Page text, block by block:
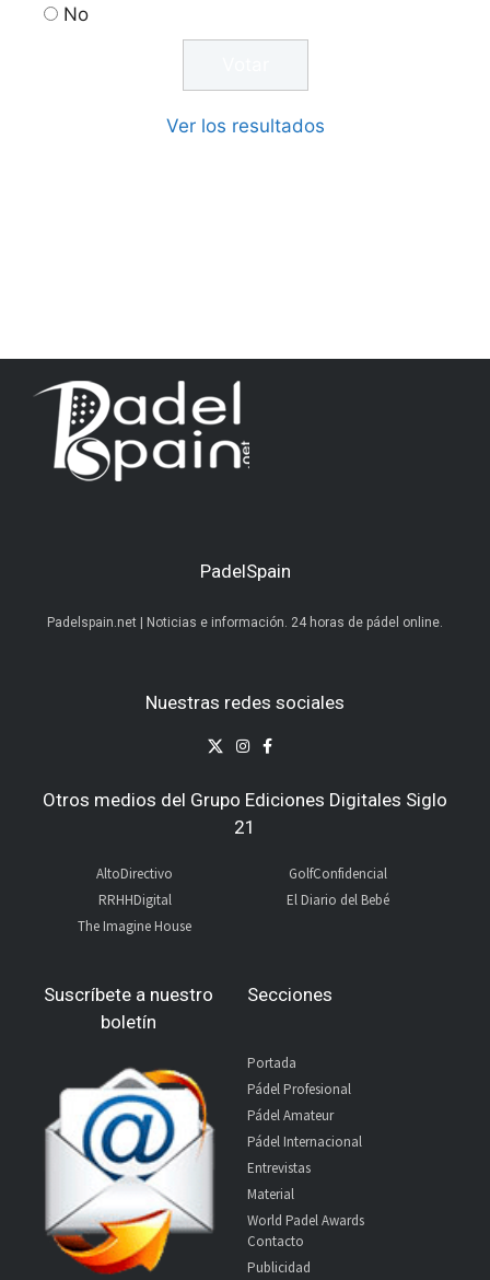
No
Ver los resultados
PadelSpain
Padelspain.net | Noticias e información. 24 horas de pádel online.
Nuestras redes sociales
Otros medios del Grupo Ediciones Digitales Siglo
21
AltoDirectivo
RRHHDigital
The Imagine House
GolfConfidencial
El Diario del Bebé
Suscríbete a nuestro
boletín
Secciones
Portada
Pádel Profesional
Pádel Amateur
Pádel Internacional
Entrevistas
Material
World Padel Awards
Contacto
Publicidad